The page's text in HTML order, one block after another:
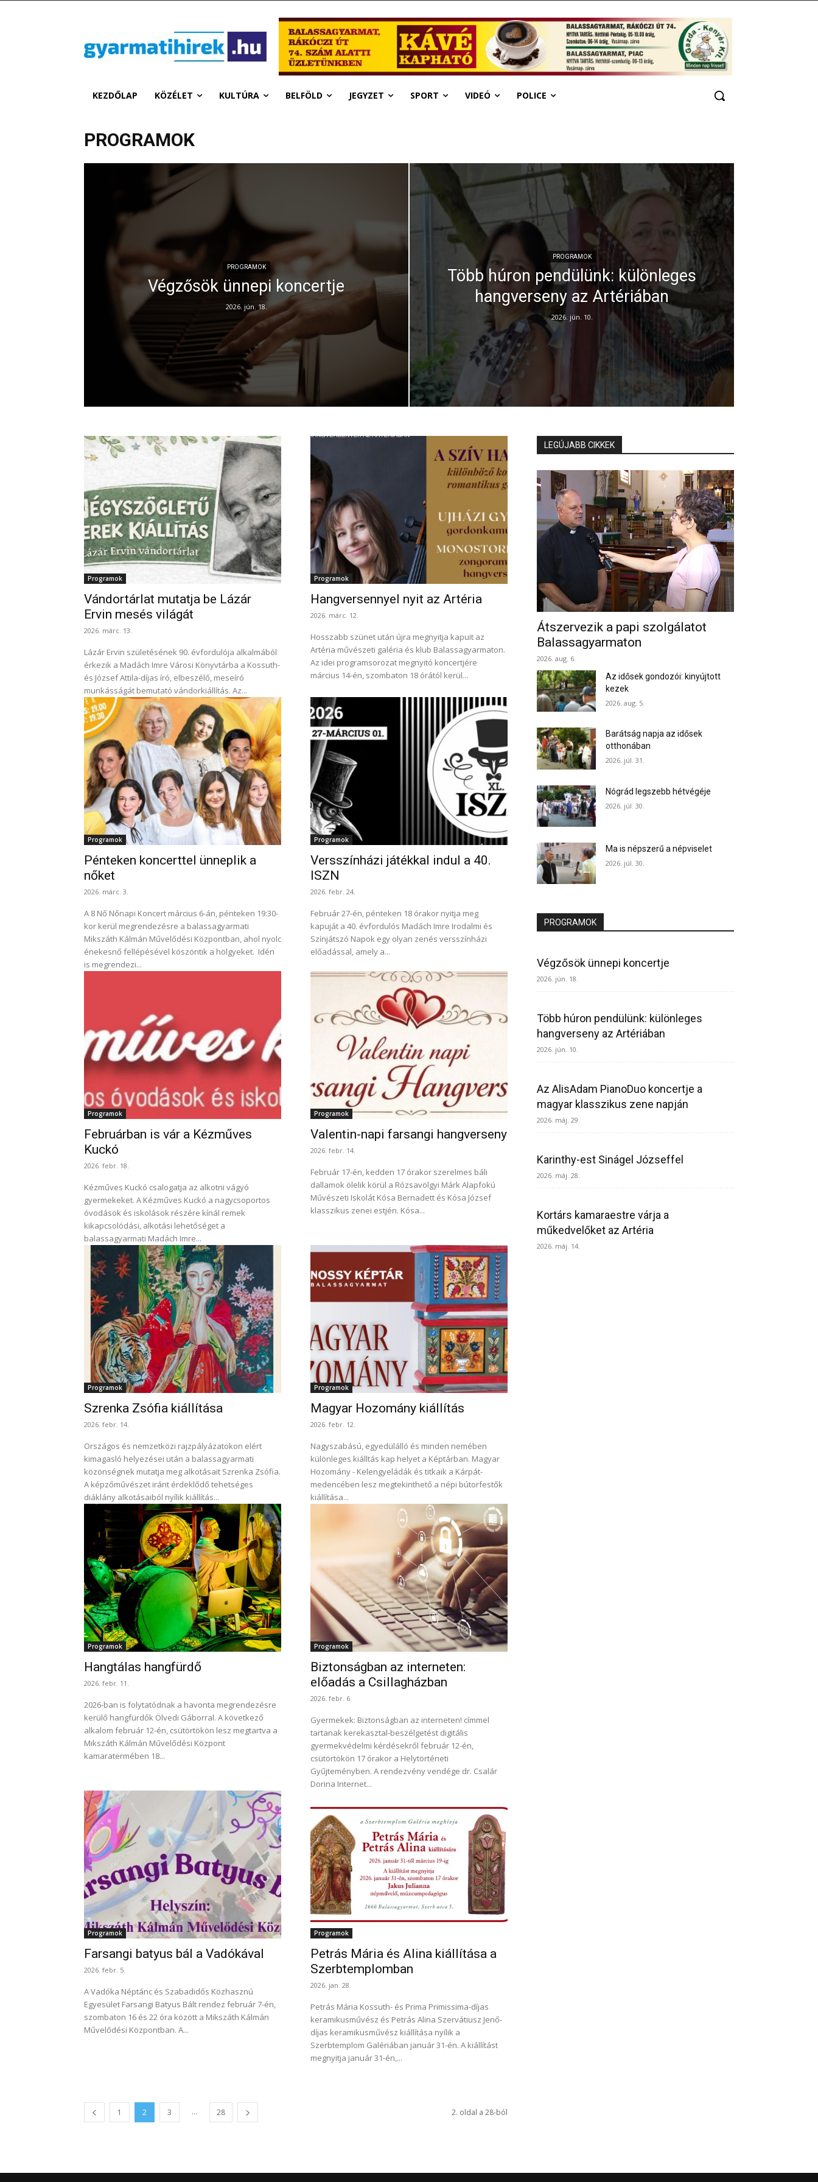
KEZDŐLAP KÖZÉLET KULTÚRA BELFÖLD JEGYZET SPORT VIDEÓ POLICE
PROGRAMOK
PROGRAMOK
Végzősök ünnepi koncertje
2026. jún. 18.
PROGRAMOK
Több húron pendülünk: különleges
hangverseny az Artériában
2026. jún. 10.
Programok
Vándortárlat mutatja be Lázár
Ervin mesés világát
2026. márc. 13.
Lázár Ervin születésének 90. évfordulója alkalmából
érkezik a Madách Imre Városi Könyvtárba a Kossuth-
és József Attila-díjas író, elbeszélő, meseíró
munkásságát bemutató vándorkiállítás. Az...
Programok
Hangversennyel nyit az Artéria
2026. márc. 12.
Hosszabb szünet után újra megnyitja kapuit az
Artéria művészeti galéria és klub Balassagyarmaton.
Az idei programsorozat megnyitó koncertjére
március 14-én, szombaton 18 órától kerül...
Programok
Pénteken koncerttel ünneplik a
nőket
2026. márc. 3.
A 8 Nő Nőnapi Koncert március 6-án, pénteken 19:30-
kor kerül megrendezésre a balassagyarmati
Mikszáth Kálmán Művelődési Központban, ahol nyolc
énekesnő fellépésével köszöntik a hölgyeket. Idén
is megrendezi...
Programok
Versszínházi játékkal indul a 40.
ISZN
2026. febr. 24.
Február 27-én, pénteken 18 órakor nyitja meg
kapuját a 40. évfordulós Madách Imre Irodalmi és
Színjátszó Napok egy olyan zenés versszínházi
előadással, amely a...
Programok
Februárban is vár a Kézműves
Kuckó
2026. febr. 18.
Kézműves Kuckó csalogatja az alkotni vágyó
gyermekeket. A Kézműves Kuckó a nagycsoportos
óvodások és iskolások részére kínál remek
kikapcsolódási, alkotási lehetőséget a
balassagyarmati Madách Imre...
Programok
Valentin-napi farsangi hangverseny
2026. febr. 14.
Február 17-én, kedden 17 órakor szerelmes báli
dallamok ölelik körül a Rózsavölgyi Márk Alapfokú
Művészeti Iskolát Kósa Bernadett és Kósa József
klasszikus zenei estjén. Kósa...
Programok
Szrenka Zsófia kiállítása
2026. febr. 14.
Országos és nemzetközi rajzpályázatokon elért
kimagasló helyezései után a balassagyarmati
közönségnek mutatja meg alkotásait Szrenka Zsófia.
A képzőművészet iránt érdeklődő tehetséges
diáklány alkotásaiból nyílik kiállítás...
Programok
Magyar Hozomány kiállítás
2026. febr. 12.
Nagyszabású, egyedülálló és minden nemében
különleges kiálltás kap helyet a Képtárban. Magyar
Hozomány - Kelengyeládák és titkaik a Kárpát-
medencében lesz megtekinthető a népi bútorfestők
kiállítása...
Programok
Hangtálas hangfürdő
2026. febr. 11.
2026-ban is folytatódnak a havonta megrendezésre
kerülő hangfürdők Ölvedi Gáborral. A következő
alkalom február 12-én, csütörtökön lesz megtartva a
Mikszáth Kálmán Művelődési Központ
kamaratermében 18...
Programok
Biztonságban az interneten:
előadás a Csillagházban
2026. febr. 6.
Gyermekek: Biztonságban az interneten! címmel
tartanak kerekasztal-beszélgetést digitális
gyermekvédelmi kérdésekről február 12-én,
csütörtökön 17 órakor a Helytörténeti
Gyűjteményben. A rendezvény vendége dr. Csalár
Dorina Internet...
Programok
Farsangi batyus bál a Vadókával
2026. febr. 5.
A Vadóka Néptánc és Szabadidős Közhasznú
Egyesület Farsangi Batyus Bált rendez február 7-én,
szombaton 16 és 22 óra között a Mikszáth Kálmán
Művelődési Központban. A...
Programok
Petrás Mária és Alina kiállítása a
Szerbtemplomban
2026. jan. 28.
Petrás Mária Kossuth- és Prima Primissima-díjas
keramikusművész és Petrás Alina Szervátiusz Jenő-
díjas keramikusművész kiállítása nyílik a
Szerbtemplom Galériában január 31-én. A kiállítást
megnyitja január 31-én,...
1 2 3 ... 28 2. oldal a 28-ból
LEGÚJABB CIKKEK
Átszervezik a papi szolgálatot
Balassagyarmaton
2026. aug. 6.
Az idősek gondozói: kinyújtott
kezek
2026. aug. 5.
Barátság napja az idősek
otthonában
2026. júl. 31.
Nógrád legszebb hétvégéje
2026. júl. 30.
Ma is népszerű a népviselet
2026. júl. 30.
PROGRAMOK
Végzősök ünnepi koncertje
2026. jún. 18.
Több húron pendülünk: különleges
hangverseny az Artériában
2026. jún. 10.
Az AlisAdam PianoDuo koncertje a
magyar klasszikus zene napján
2026. máj. 29.
Karinthy-est Sinágel Józseffel
2026. máj. 28.
Kortárs kamaraestre várja a
műkedvelőket az Artéria
2026. máj. 14.